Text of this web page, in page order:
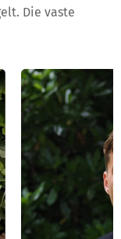
Die vaste